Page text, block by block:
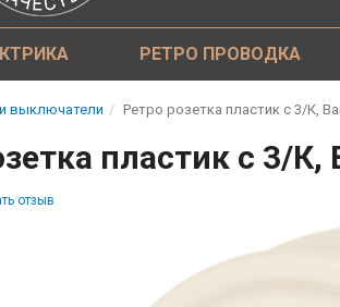
РЕТРО ПРОВОДКА
выключатели Ретро розетка пластик с 3/К,
пластик с 3/
отзыв